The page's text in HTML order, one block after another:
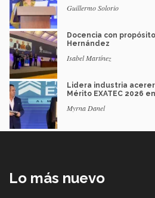
Guillermo Solorio
Docencia con
Hernández
Isabel Martínez
Lidera industria
Mérito EXATEC 2026
Myrna Danel
Lo más nuevo